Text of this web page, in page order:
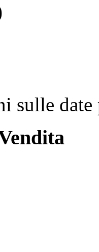
sulle